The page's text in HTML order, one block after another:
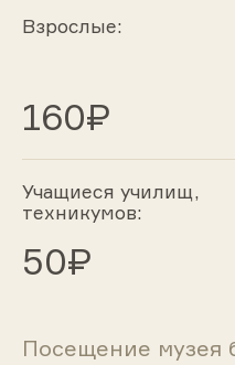
Взрослые:
160₽
Учащиеся училищ,
техникумов:
50₽
Посещение музея